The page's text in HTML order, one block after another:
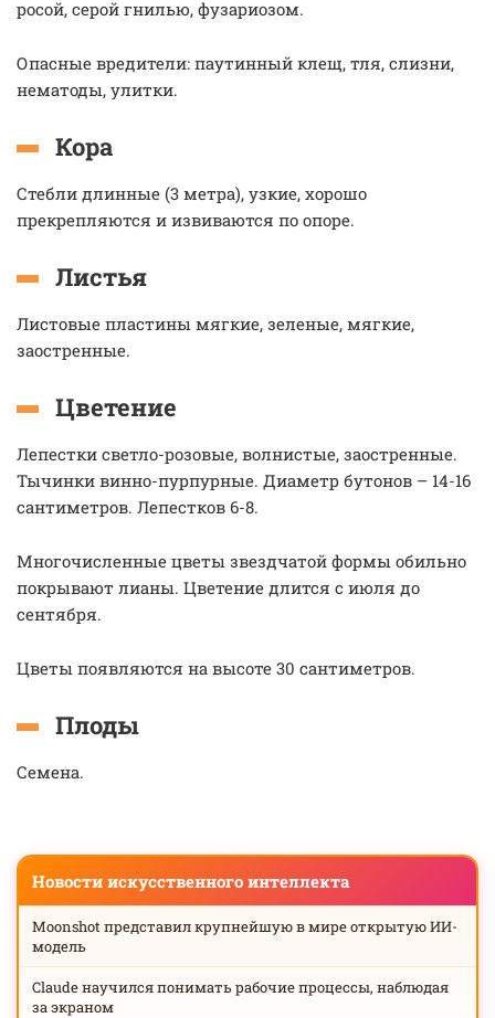
росой, серой гнилью, фузариозом.
Опасные вредители: паутинный клещ, тля, слизни,
нематоды, улитки.
Кора
Стебли длинные (3 метра), узкие, хорошо
прекрепляются и извиваются по опоре.
Листья
Листовые пластины мягкие, зеленые, мягкие,
заостренные.
Цветение
Лепестки светло-розовые, волнистые, заостренные.
Тычинки винно-пурпурные. Диаметр бутонов – 14-16
сантиметров. Лепестков 6-8.
Многочисленные цветы звездчатой формы обильно
покрывают лианы. Цветение длится с июля до
сентября.
Цветы появляются на высоте 30 сантиметров.
Плоды
Семена.
Новости искусственного интеллекта
Moonshot представил крупнейшую в мире открытую ИИ-
модель
Claude научился понимать рабочие процессы, наблюдая
за экраном